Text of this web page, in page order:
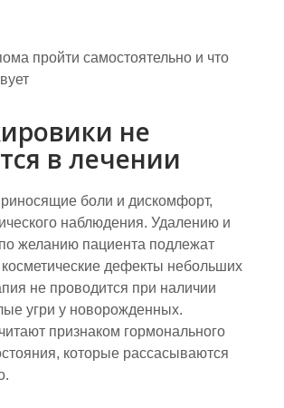
не
в лечении
боли и дискомфорт,
наблюдения. Удалению и
желанию пациента подлежат
дефекты небольших
не проводится при наличии
угри у новорожденных.
признаком гормонального
которые рассасываются